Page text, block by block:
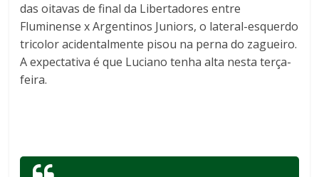
das oitavas de final da Libertadores entre
Fluminense x Argentinos Juniors, o lateral-esquerdo
tricolor acidentalmente pisou na perna do zagueiro.
A expectativa é que Luciano tenha alta nesta terça-
feira.